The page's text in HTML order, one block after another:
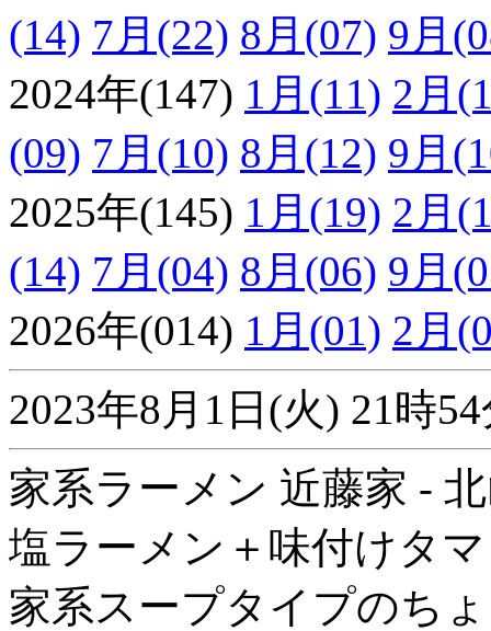
(14) 7月(22) 8月(07) 9月
2024年(147) 1月(11) 2月
(09) 7月(10) 8月(12) 9月
2025年(145) 1月(19) 2月
(14) 7月(04) 8月(06) 9月
2026年(014) 1月(01) 2月
2023年8月1日(火) 21時
家系ラーメン 近藤家 -
塩ラーメン＋味付けタ
家系スープタイプのち